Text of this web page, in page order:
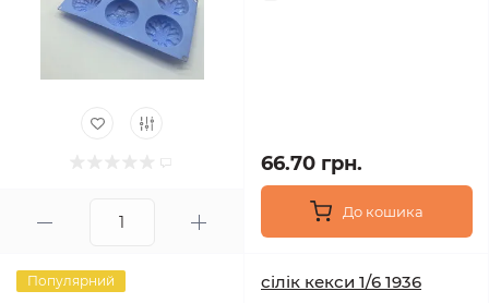
66.70 грн.
До кошика
Популярний сілік кекси 1/6 1936